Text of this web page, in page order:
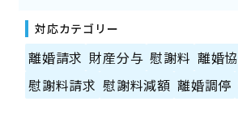
対応カテゴリー
離婚請求 財産分与 慰謝料 離婚
慰謝料請求 慰謝料減額 離婚調停